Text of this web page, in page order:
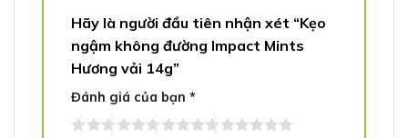
Hãy là người đầu tiên nhận xét “Kẹo
ngậm không đường Impact Mints
Hương vải 14g”
Đánh giá của bạn *